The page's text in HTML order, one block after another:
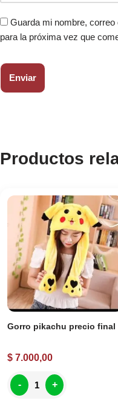
Guarda mi nombre,
para la próxima vez que
Productos
Gorro pikachu precio final
$ 7.000,00
- +